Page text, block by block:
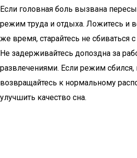
Если головная боль вызвана
режим труда и отдыха. Ложитесь и
же время, старайтесь не сбиваться
Не задерживайтесь допоздна за
развлечениями. Если режим сбился,
возвращайтесь к нормальному
улучшить качество сна.